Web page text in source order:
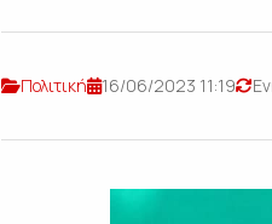
Πολιτική 16/06/2023 11:19